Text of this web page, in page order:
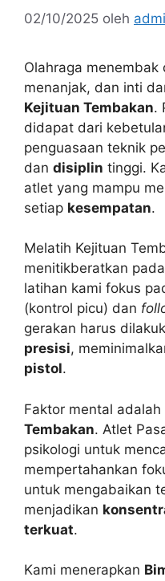
02/10/2025 oleh
Olahraga menembak
menanjak, dan inti
Kejituan Tembakan.
didapat dari
penguasaan teknik
dan disiplin tinggi.
atlet yang mampu
setiap kesempatan.
Melatih Kejituan
menitikberatkan
latihan kami fokus
(kontrol picu) dan
gerakan harus
presisi,
pistol.
Faktor mental
Tembakan. Atlet
psikologi untuk
mempertahankan
untuk mengabaikan
menjadikan
terkuat.
Kami menerapkan